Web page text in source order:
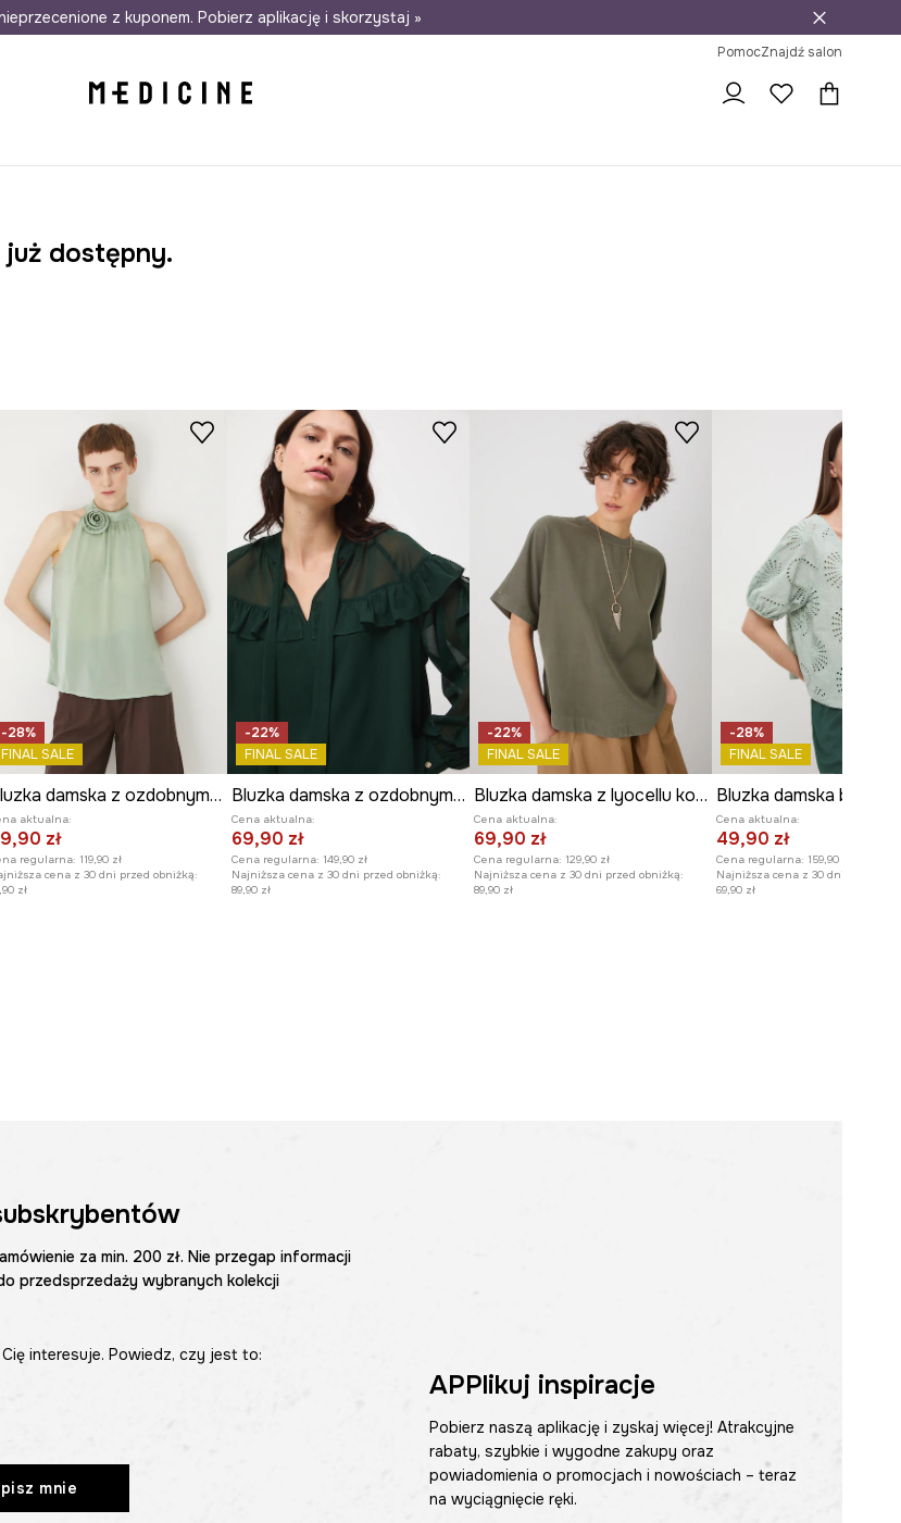
Darmowa dostawa do salonów 30 dni na zwrot
z kuponem. Pobierz aplikację i skorzystaj »
PomocZnajdź salon
dostępny.
-28%
FINAL SALE
Bluzka damska z ozdobnym dekoltem kolor zielony
aktualna:
zł
regularna: 119,90 zł
cena z 30 dni przed obniżką:
zł
-22%
FINAL SALE
Bluzka damska z ozdobnymi falbanami
Cena aktualna:
69,90 zł
Cena regularna: 149,90 zł
Najniższa cena z 30 dni przed obniżką:
89,90 zł
-22%
FINAL SALE
Bluzka damska z lyocellu kolor zielony
Cena aktualna:
69,90 zł
Cena regularna: 129,90 zł
Najniższa cena z 30 dni przed obniżką:
89,90 zł
-28%
FINAL SALE
Bluzka damska
Cena aktualna:
49,90 zł
Cena regularna: 159,90 zł
Najniższa cena z 30 dni przed
69,90 zł
za min. 200 zł. Nie przegap informacji
przedsprzedaży wybranych kolekcji
interesuje. Powiedz, czy jest to:
mnie
APPlikuj inspiracje
Pobierz naszą aplikację i zyskaj więcej! Atrakcyjne
rabaty, szybkie i wygodne zakupy oraz
powiadomienia o promocjach i nowościach – teraz
na wyciągnięcie ręki.